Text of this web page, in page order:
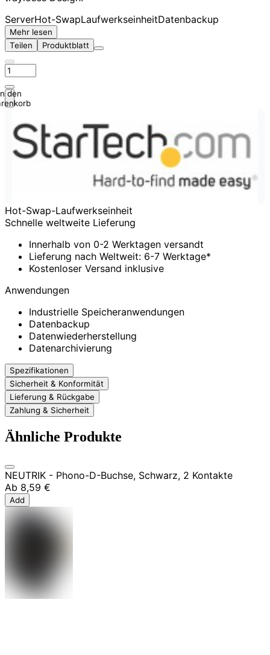
ServerHot-SwapLaufwerkseinheitDatenbackup
Mehr lesen
Teilen
Produktblatt
den
Hot-Swap-Laufwerkseinheit
Schnelle weltweite Lieferung
Innerhalb von 0-2 Werktagen versandt
Lieferung nach Weltweit: 6-7 Werktage*
Kostenloser Versand inklusive
Anwendungen
Industrielle Speicheranwendungen
Datenbackup
Datenwiederherstellung
Datenarchivierung
Spezifikationen
Sicherheit & Konformität
Lieferung & Rückgabe
Zahlung & Sicherheit
Ähnliche Produkte
NEUTRIK - Phono-D-Buchse, Schwarz, 2 Kontakte
Ab 8,59 €
Add